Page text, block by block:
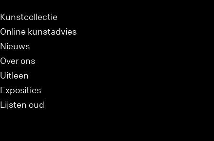
Kunstcollectie
Online kunstadvies
Nieuws
Over ons
Uitleen
Exposities
Lijsten oud